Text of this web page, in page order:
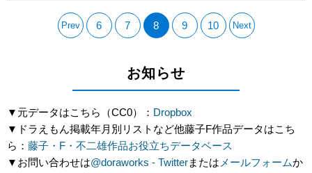
Prev 6 7 8 9 10 Next
お知らせ
▼元データはこちら（CC0）： Dropbox
▼ドラえもん掲載年月別リストなど他藤子F作品データはこち
ら： 藤子・F・不二雄作品お役立ちデータベース
▼お問い合わせは@doraworks - Twitterまたは メールフォームか